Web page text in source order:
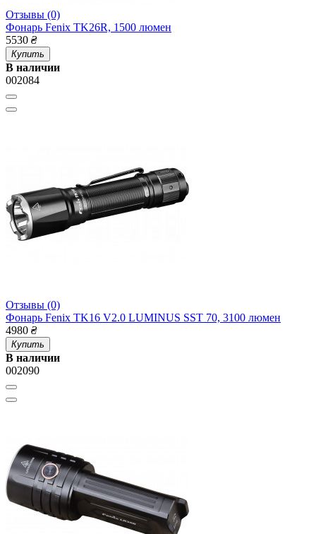
Отзывы (0)
Фонарь Fenix TK26R, 1500 люмен
5530 ₴
Купить
В наличии
002084
Отзывы (0)
Фонарь Fenix TK16 V2.0 LUMINUS SST 70, 3100 люмен
4980 ₴
Купить
В наличии
002090